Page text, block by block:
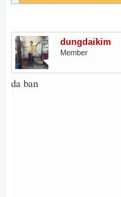
dungdaikim
Member
da ban